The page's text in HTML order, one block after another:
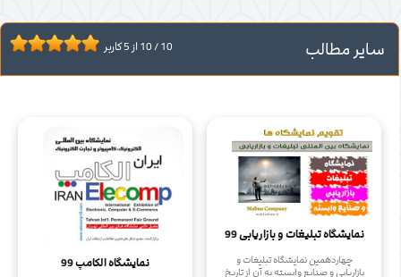
سایر مطالب 10/10 از 5کاربر
نمایشگاه تبلیغات و بازاریابی 99
چهاردهمین نمایشگاه تبلیغات و
بازاریابی و صنایع وابسته به آن از تاریخ
نمایشگاه الکامپ 99